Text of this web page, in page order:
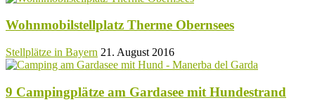
Wohnmobilstellplatz Therme Obernsees
Stellplätze in Bayern 21. August 2016
9 Campingplätze am Gardasee mit Hundestrand